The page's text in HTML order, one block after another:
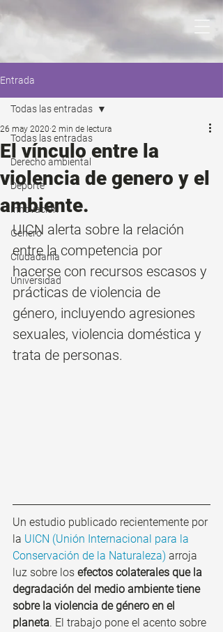
Entrada
Todas las entradas
Derecho ambiental
Deporte
Innovación
Genero
Ciudadanía
Universidad
Todas las entradas
El vínculo entre la
violencia de genero y el
ambiente.
26 may 2020 2 min de lectura
UICN alerta sobre la relación
entre la competencia por
hacerse con recursos escasos y
prácticas de violencia de
género, incluyendo agresiones
sexuales, violencia doméstica y
trata de personas.
Un estudio publicado recientemente por
la UICN (Unión Internacional para la
Conservación de la Naturaleza) arroja
luz sobre los efectos colaterales que la
degradación del medio ambiente tiene
sobre la violencia de género en el
planeta. El trabajo pone el acento sobre